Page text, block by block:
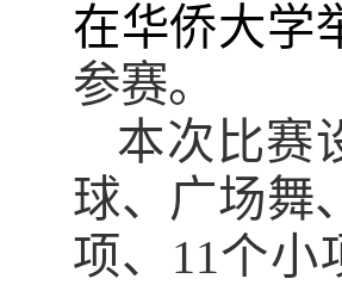
在华侨大学
参赛。
本次比赛
球、广场舞
项、11个小